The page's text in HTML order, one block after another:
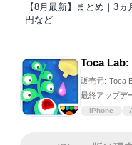
【8月最新】まとめ｜3ヵ
円など
Toca
販売元: Toca
最終アップデ
iPhone